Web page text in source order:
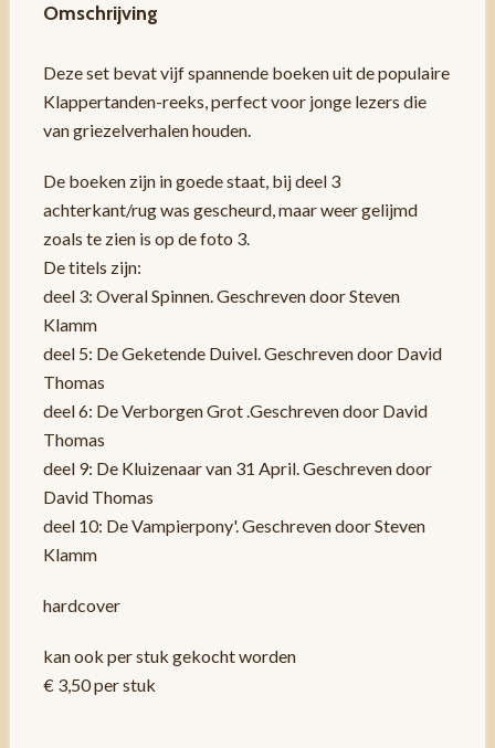
Omschrijving
Deze set bevat vijf spannende boeken uit de populaire
Klappertanden-reeks, perfect voor jonge lezers die
van griezelverhalen houden.
De boeken zijn in goede staat, bij deel 3
achterkant/rug was gescheurd, maar weer gelijmd
zoals te zien is op de foto 3.
De titels zijn:
deel 3: Overal Spinnen. Geschreven door Steven
Klamm
deel 5: De Geketende Duivel. Geschreven door David
Thomas
deel 6: De Verborgen Grot .Geschreven door David
Thomas
deel 9: De Kluizenaar van 31 April. Geschreven door
David Thomas
deel 10: De Vampierpony'. Geschreven door Steven
Klamm
hardcover
kan ook per stuk gekocht worden
€ 3,50 per stuk